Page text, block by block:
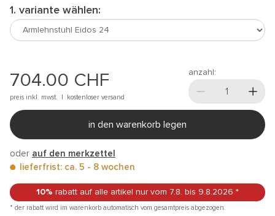
1. variante wählen:
704.00 CHF
preis inkl. mwst. | kostenloser versand
anzahl:
in den warenkorb legen
oder auf den merkzettel
lieferfrist: ca. 5 - 8 wochen
10% rabatt auf alle artikel nur vom 7.8. bis 9.8.2026 *
* der rabatt wird im warenkorb automatisch vom gesamtpreis abgezogen.